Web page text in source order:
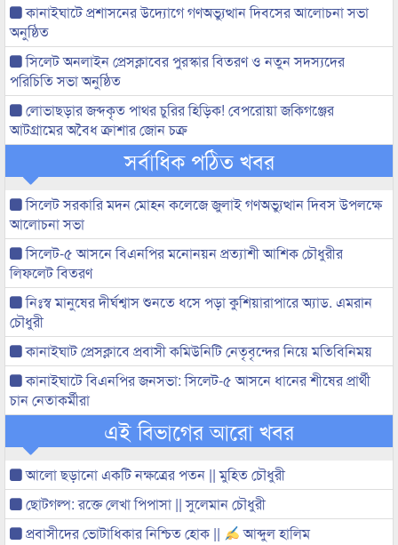
কানাইঘাটে প্রশাসনের উদ্যোগে গণঅভ্যুত্থান দিবসের আলোচনা সভা
অনুষ্ঠিত
সিলেট অনলাইন প্রেসক্লাবের পুরস্কার বিতরণ ও নতুন সদস্যদের
পরিচিতি সভা অনুষ্ঠিত
লোভাছড়ার জব্দকৃত পাথর চুরির হিড়িক! বেপরোয়া জকিগঞ্জের
আটগ্রামের অবৈধ ক্রাশার জোন চক্র
সর্বাধিক পঠিত খবর
সিলেট সরকারি মদন মোহন কলেজে জুলাই গণঅভ্যুত্থান দিবস উপলক্ষে
আলোচনা সভা
সিলেট-৫ আসনে বিএনপির মনোনয়ন প্রত্যাশী আশিক চৌধুরীর
লিফলেট বিতরণ
নিঃস্ব মানুষের দীর্ঘশ্বাস শুনতে ধসে পড়া কুশিয়ারাপারে অ্যাড. এমরান
চৌধুরী
কানাইঘাট প্রেসক্লাবে প্রবাসী কমিউনিটি নেতৃবৃন্দের নিয়ে মতিবিনিময়
কানাইঘাটে বিএনপির জনসভা: সিলেট-৫ আসনে ধানের শীষের প্রার্থী
চান নেতাকর্মীরা
এই বিভাগের আরো খবর
আলো ছড়ানো একটি নক্ষত্রের পতন || মুহিত চৌধুরী
ছোটগল্প: রক্তে লেখা পিপাসা || সুলেমান চৌধুরী
প্রবাসীদের ভোটাধিকার নিশ্চিত হোক ||
আব্দুল হালিম